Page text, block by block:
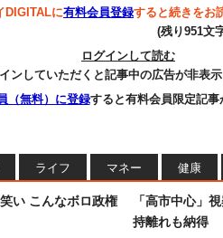
DIGITALに有料会員登録すると続きをお
(残り951文
ログインして読む
インしていただくと記事中の広告が非表示
（無料）に登録すると有料会員限定記事
ライフ マネー 健康
い こんなボロ政権
「高市中心」
持離れも納得